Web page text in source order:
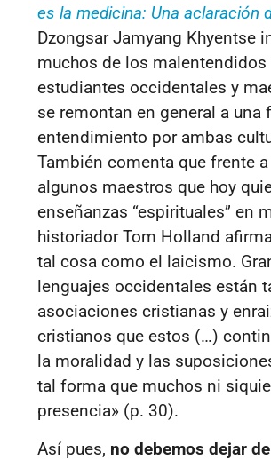
es la medicina: Una aclaración
Dzongsar Jamyang Khyentse
muchos de los malentendidos
estudiantes occidentales y
se remontan en general a una
entendimiento por ambas
También comenta que frente
algunos maestros que hoy
enseñanzas “espirituales” en
historiador Tom Holland
tal cosa como el laicismo.
lenguajes occidentales están
asociaciones cristianas y
cristianos que estos (…)
la moralidad y las
tal forma que muchos ni
presencia» (p. 30).
Así pues, no debemos dejar